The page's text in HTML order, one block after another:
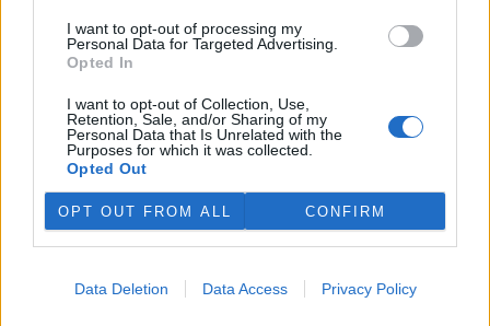
I want to opt-out of processing my
Personal Data for Targeted Advertising.
Opted In
I want to opt-out of Collection, Use,
Retention, Sale, and/or Sharing of my
Personal Data that Is Unrelated with the
Purposes for which it was collected.
Opted Out
OPT OUT FROM ALL CONFIRM
Data Deletion Data Access Privacy Policy
tisknout poslat
BEZK využívá agenturní zpravodajství ČTK, která si vyhrazuje
veškerá práva. Publikování nebo další šíření obsahu ze zdrojů ČTK
je výslovně zakázáno bez předchozího písemného souhlasu ze
strany ČTK.
Dále čtěte |